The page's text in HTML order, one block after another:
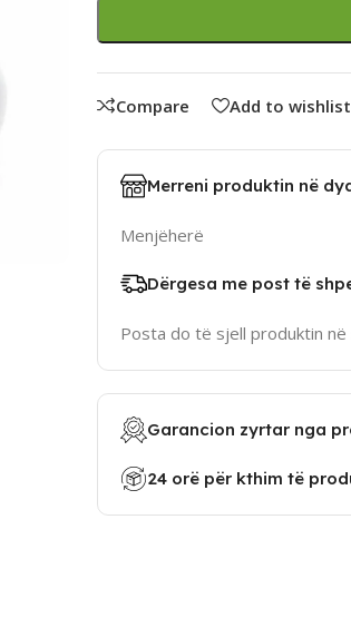
Compare Add to wishlist
Merreni produktin në
Menjëherë
Dërgesa me post të
Posta do të sjell produktin
Garancion zyrtar nga
24 orë për kthim të